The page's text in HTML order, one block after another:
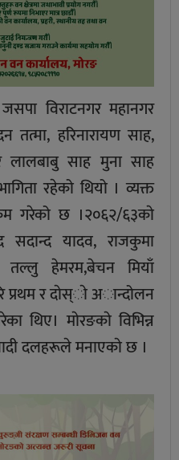
जसपा विराटनगर महानगर
तत्मा, हरिनारायण साह,
साह मुना साह
रहेको थियो । व्यक्त
गरेको छ ।२०६२/६३काे
यादव, राजकुमा
तल्लु हेमरम,बेचन मियाँ
प्रथम र दाेस्ाे अान्दोलन
थिए। माेरङकाे विभिन्न
दलहरूले मनाएकाे छ ।